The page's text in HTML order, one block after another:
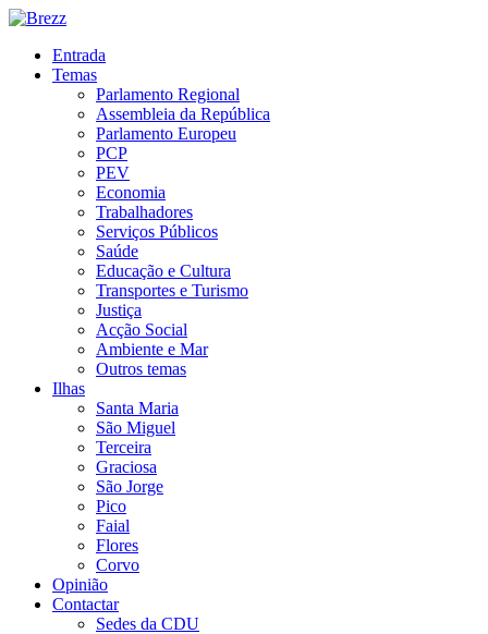
Entrada
Temas
Parlamento Regional
Assembleia da República
Parlamento Europeu
PCP
PEV
Economia
Trabalhadores
Serviços Públicos
Saúde
Educação e Cultura
Transportes e Turismo
Justiça
Acção Social
Ambiente e Mar
Outros temas
Ilhas
Santa Maria
São Miguel
Terceira
Graciosa
São Jorge
Pico
Faial
Flores
Corvo
Opinião
Contactar
Sedes da CDU